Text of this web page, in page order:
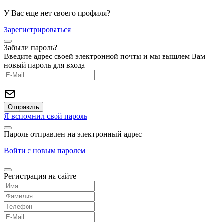
У Вас еще нет своего профиля?
Зарегистрироваться
Забыли пароль?
Введите адрес своей электронной почты и мы вышлем Вам
новый пароль для входа
Я вспомнил свой пароль
Пароль отправлен на электронный адрес
Войти с новым паролем
Регистрация на сайте